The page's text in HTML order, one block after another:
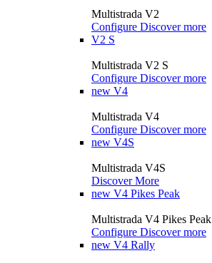
Multistrada V2
Configure Discover more
V2 S
Multistrada V2 S
Configure Discover more
new V4
Multistrada V4
Configure Discover more
new V4S
Multistrada V4S
Discover More
new V4 Pikes Peak
Multistrada V4 Pikes Peak
Configure Discover more
new V4 Rally